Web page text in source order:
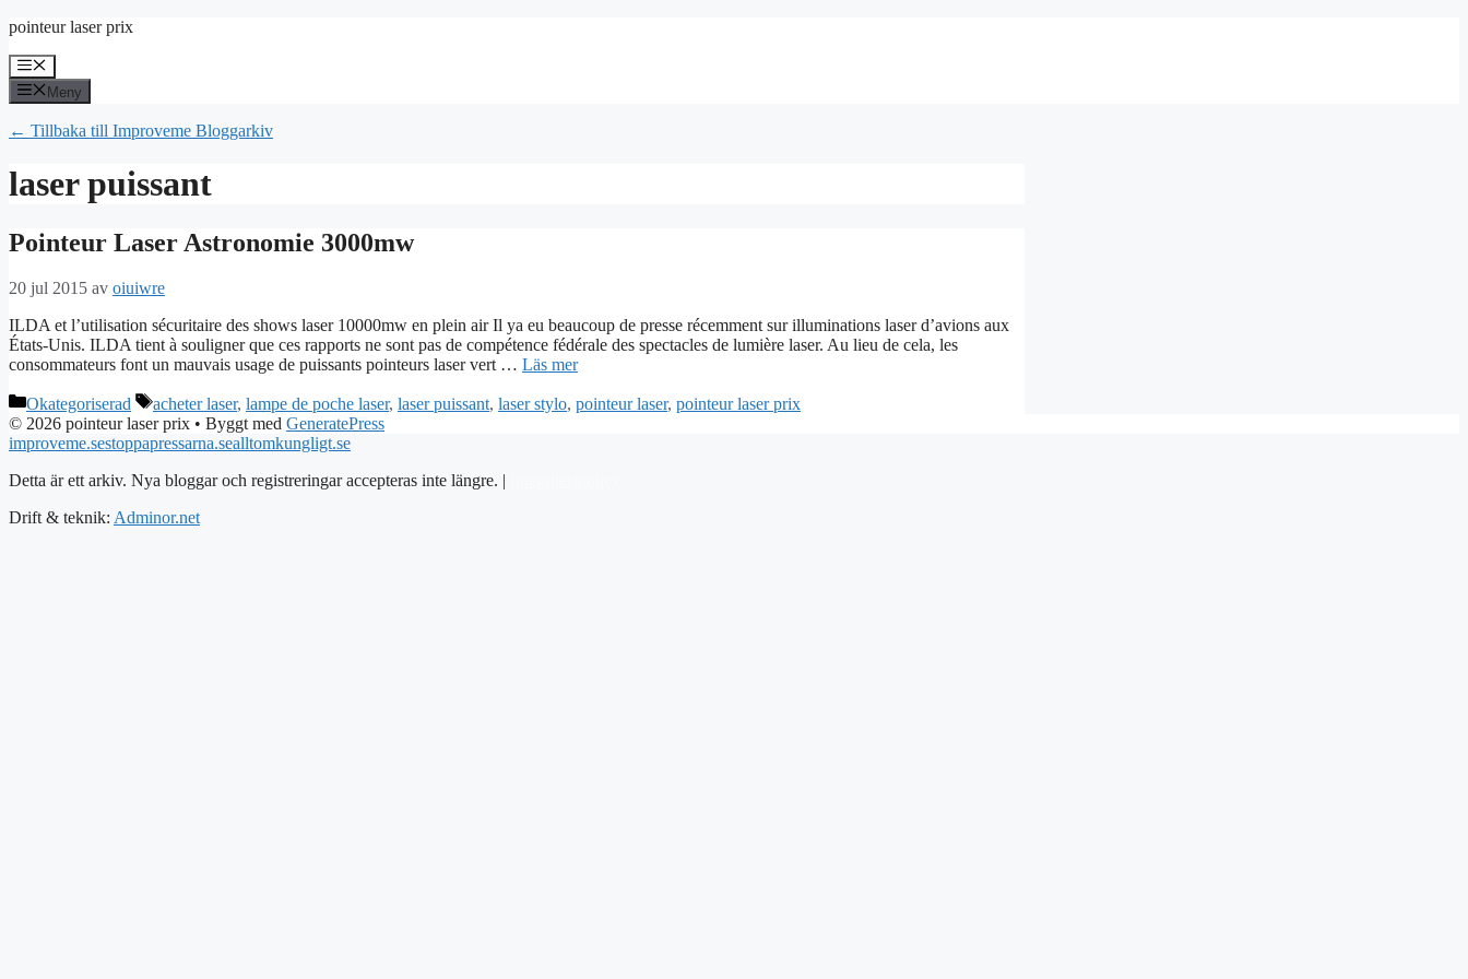
Hoppa
innehåll
pointeur laser prix
Meny
Meny
← Tillbaka till Improveme Bloggarkiv
laser puissant
Pointeur Laser Astronomie 3000mw
20 jul 2015 av oiuiwre
ILDA et l’utilisation sécuritaire des shows laser 10000mw en plein air Il ya eu beaucoup de presse récemment sur illuminations laser d’avions aux
États-Unis. ILDA tient à souligner que ces rapports ne sont pas de compétence fédérale des spectacles de lumière laser. Au lieu de cela, les
consommateurs font un mauvais usage de puissants pointeurs laser vert … Läs mer
Kategorier
Okategoriserad Etiketter
acheter laser, lampe de poche laser, laser puissant, laser stylo, pointeur laser, pointeur laser prix
© 2026 pointeur laser prix • Byggt med GeneratePress
improveme.sestoppapressarna.sealltomkungligt.se
Detta är ett arkiv. Nya bloggar och registreringar accepteras inte längre. |
Drift & teknik: Adminor.net